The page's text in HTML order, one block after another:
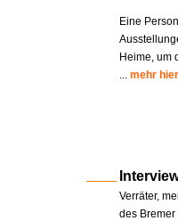
Eine
Heime, um
... mehr hier
Verräter,
des